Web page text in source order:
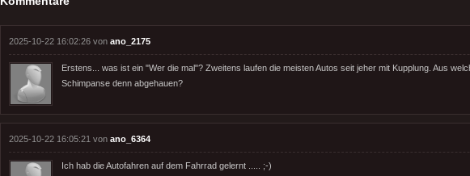
2025-10-22 16:02:26 von ano_2175
Erstens... was ist ein "Wer die mal"? Zweitens laufen die meisten Autos seit jeher mit Kupplung. Aus
Schimpanse denn abgehauen?
2025-10-22 16:05:21 von ano_6364
Ich hab die Autofahren auf dem Fahrrad gelernt ..... ;-)